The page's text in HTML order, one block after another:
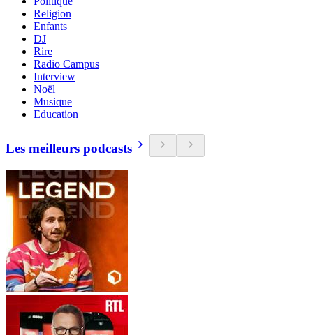
Religion
Enfants
DJ
Rire
Radio Campus
Interview
Noël
Musique
Education
Les meilleurs podcasts